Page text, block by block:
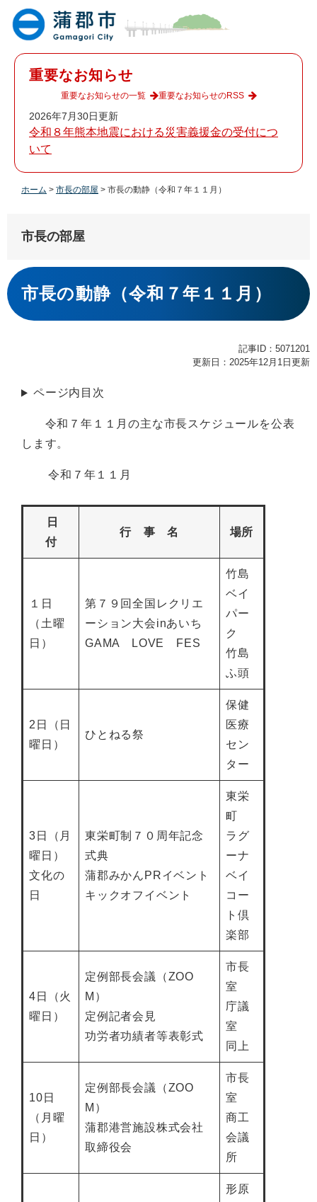
重要なお知らせ
2026年7月30日更新
令和８年熊本地震における災害義援金の受付につ
いて
重要なお知らせの一覧 重要なお知らせのRSS
ホーム > 市長の部屋 > 市長の動静（令和７年１１月）
市長の部屋
本
文
市長の動静（令和７年１１月）
記事ID：5071201
更新日：2025年12月1日更新
ページ内目次
令和７年１１月の主な市長スケジュールを公表
します。
日
付
行 事 名 場所
令和７年１１月
１日
（土曜
日）
第７９回全国レクリエ
ーション大会inあいち
GAMA LOVE FES
竹島
ベイ
パー
ク
竹島
ふ頭
2日（日
曜日）
ひとねる祭
保健
医療
セン
ター
3日（月
曜日）
文化の
日
東栄町制７０周年記念
式典
蒲郡みかんPRイベント
キックオフイベント
東栄
町
ラグ
ーナ
ベイ
コー
ト倶
楽部
4日（火
曜日）
定例部長会議（ZOO
M）
定例記者会見
功労者功績者等表彰式
市長
室
庁議
室
同上
10日
（月曜
日）
定例部長会議（ZOO
M）
蒲郡港営施設株式会社
取締役会
市長
室
商工
会議
所
形原